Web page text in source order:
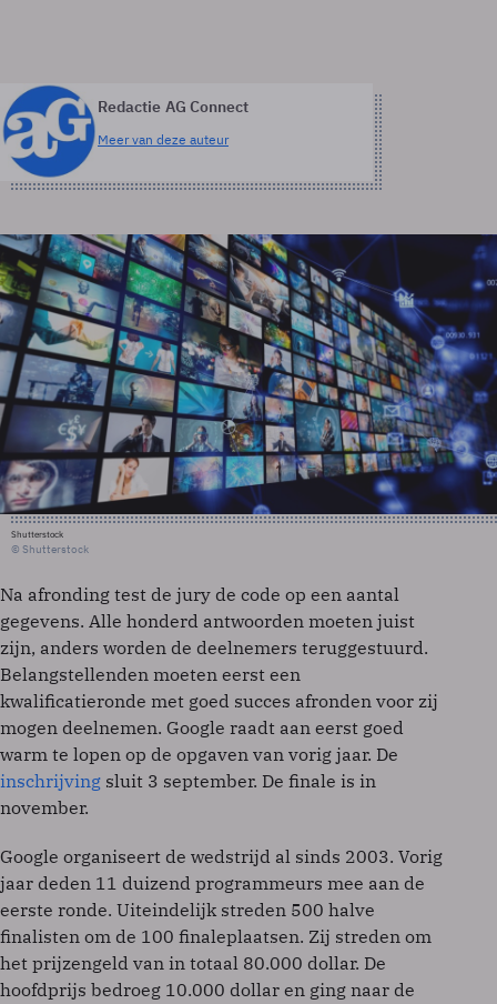
Redactie AG Connect
Meer van deze auteur
Shutterstock
© Shutterstock
Na afronding test de jury de code op een aantal
gegevens. Alle honderd antwoorden moeten juist
zijn, anders worden de deelnemers teruggestuurd.
Belangstellenden moeten eerst een
kwalificatieronde met goed succes afronden voor zij
mogen deelnemen. Google raadt aan eerst goed
warm te lopen op de opgaven van vorig jaar. De
inschrijving sluit 3 september. De finale is in
november.
Google organiseert de wedstrijd al sinds 2003. Vorig
jaar deden 11 duizend programmeurs mee aan de
eerste ronde. Uiteindelijk streden 500 halve
finalisten om de 100 finaleplaatsen. Zij streden om
het prijzengeld van in totaal 80.000 dollar. De
hoofdprijs bedroeg 10.000 dollar en ging naar de